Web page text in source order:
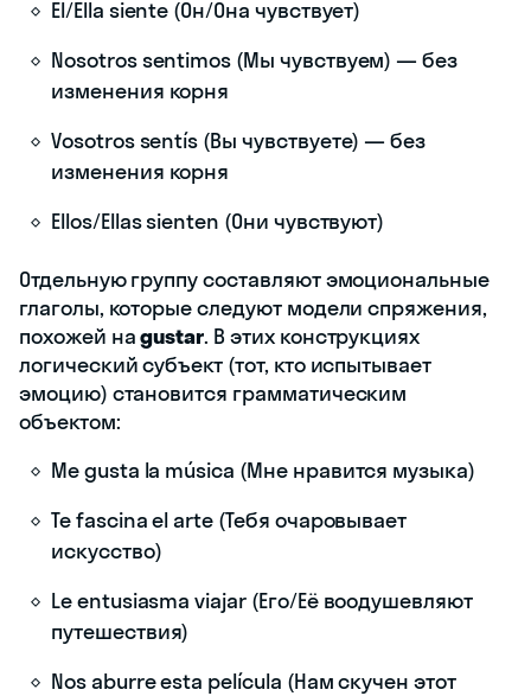
Él/Ella siente (Он/Она чувствует)
Nosotros sentimos (Мы чувствуем) — без
изменения корня
Vosotros sentís (Вы чувствуете) — без
изменения корня
Ellos/Ellas sienten (Они чувствуют)
Отдельную группу составляют эмоциональные
глаголы, которые следуют модели спряжения,
похожей наgustar. В этих конструкциях
логический субъект (тот, кто испытывает
эмоцию) становится грамматическим
объектом:
Me gusta la música (Мне нравится музыка)
Te fascina el arte (Тебя очаровывает
искусство)
Le entusiasma viajar (Его/Её воодушевляют
путешествия)
Nos aburre esta película (Нам скучен этот